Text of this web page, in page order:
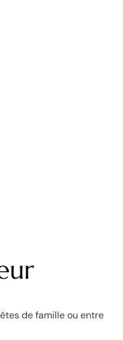
de famille ou entre